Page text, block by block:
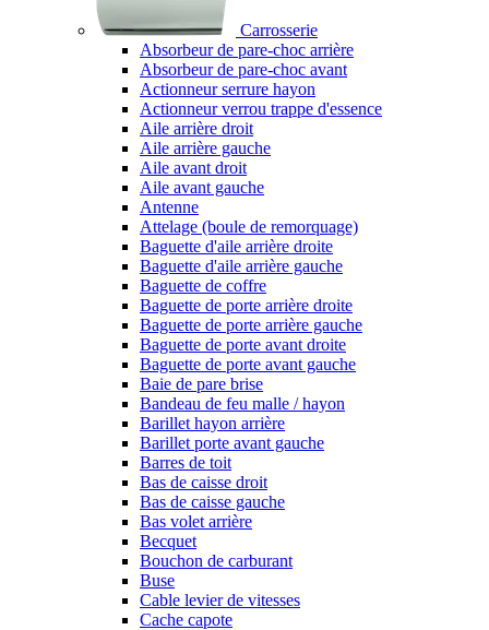
Carrosserie
Absorbeur de pare-choc arrière
Absorbeur de pare-choc avant
Actionneur serrure hayon
Actionneur verrou trappe d'essence
Aile arrière droit
Aile arrière gauche
Aile avant droit
Aile avant gauche
Antenne
Attelage (boule de remorquage)
Baguette d'aile arrière droite
Baguette d'aile arrière gauche
Baguette de coffre
Baguette de porte arrière droite
Baguette de porte arrière gauche
Baguette de porte avant droite
Baguette de porte avant gauche
Baie de pare brise
Bandeau de feu malle / hayon
Barillet hayon arrière
Barillet porte avant gauche
Barres de toit
Bas de caisse droit
Bas de caisse gauche
Bas volet arrière
Becquet
Bouchon de carburant
Buse
Cable levier de vitesses
Cache capote